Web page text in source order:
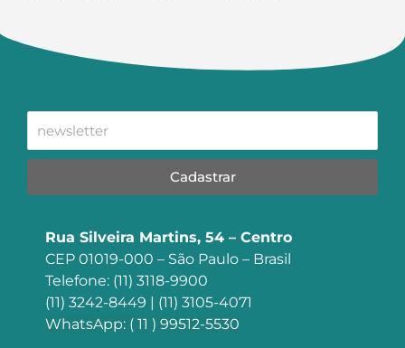
Cadastrar
Rua Silveira Martins, 54 – Centro
CEP 01019-000 – São Paulo – Brasil
Telefone: (11) 3118-9900
(11) 3242-8449 | (11) 3105-4071
WhatsApp: ( 11 ) 99512-5530